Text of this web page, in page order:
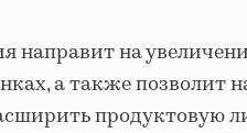
направит на
а также позволит
продуктовую